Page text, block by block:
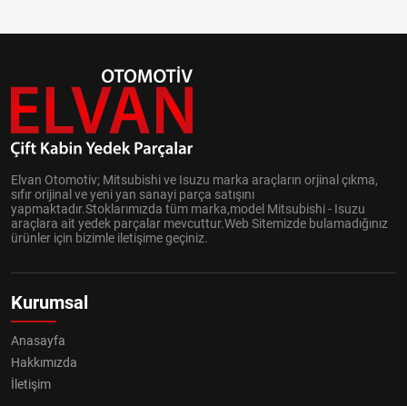
Elvan Otomotiv; Mitsubishi ve Isuzu marka araçların orjinal çıkma,
sıfır orijinal ve yeni yan sanayi parça satışını
yapmaktadır.Stoklarımızda tüm marka,model Mitsubishi - Isuzu
araçlara ait yedek parçalar mevcuttur.Web Sitemizde bulamadığınız
ürünler için bizimle iletişime geçiniz.
Kurumsal
Anasayfa
Hakkımızda
İletişim